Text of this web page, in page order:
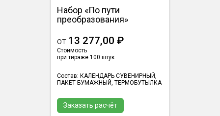
Набор «По пути
преобразования»
от 13 277,00 ₽
Стоимость
при тираже 100 штук
Состав: КАЛЕНДАРЬ СУВЕНИРНЫЙ,
ПАКЕТ БУМАЖНЫЙ, ТЕРМОБУТЫЛКА
Заказать расчёт